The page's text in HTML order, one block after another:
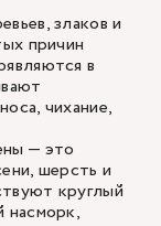
злаков и
причин
в
чихание,
— это
шерсть и
круглый
насморк,